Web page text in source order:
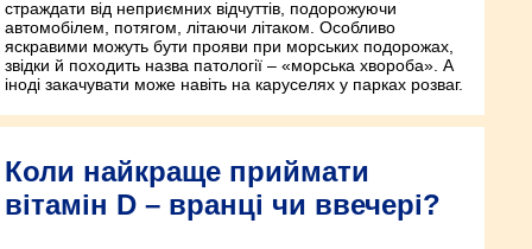
страждати від неприємних відчуттів, подорожуючи
автомобілем, потягом, літаючи літаком. Особливо
яскравими можуть бути прояви при морських подорожах,
звідки й походить назва патології – «морська хвороба». А
іноді закачувати може навіть на каруселях у парках розваг.
Коли найкраще приймати
вітамін D – вранці чи ввечері?